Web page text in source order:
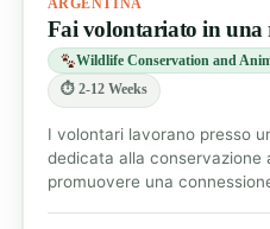
ARGENTINA
Fai volontariato in una
Wildlife Conservation and
⏱ 2-12 Weeks
I volontari lavorano presso
dedicata alla conservazione
promuovere una